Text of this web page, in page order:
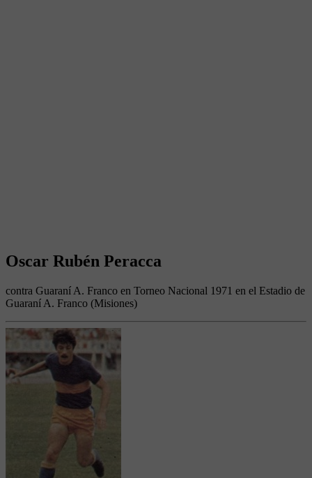
Oscar Rubén Peracca
contra Guaraní A. Franco en Torneo Nacional 1971 en el Estadio de
Guaraní A. Franco (Misiones)